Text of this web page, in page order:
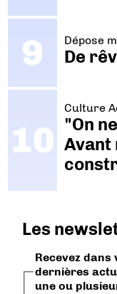
Dépose
De
Culture
"On
Avant
Les
Recevez dans
dernières
une ou